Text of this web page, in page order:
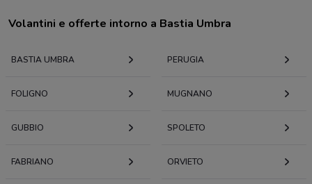
Volantini e offerte intorno a Bastia Umbra
BASTIA UMBRA PERUGIA
FOLIGNO MUGNANO
GUBBIO SPOLETO
FABRIANO ORVIETO